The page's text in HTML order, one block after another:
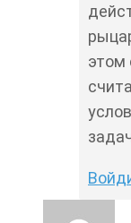
этом